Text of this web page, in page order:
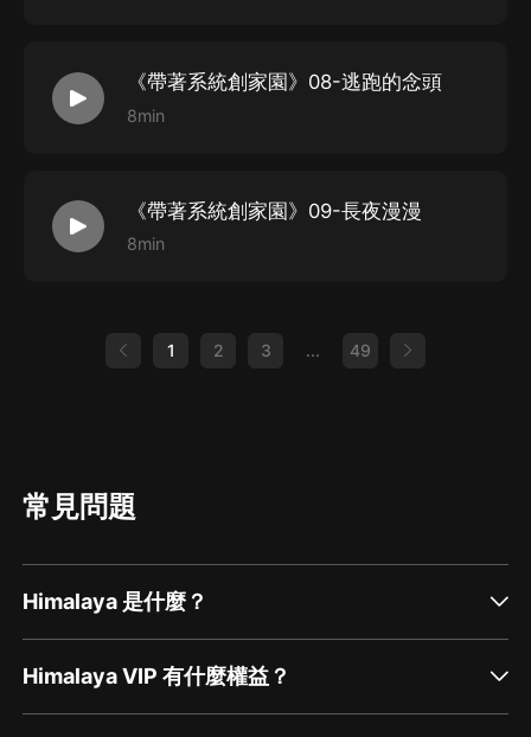
《帶著系統創家園》08-逃跑的念頭
8min
《帶著系統創家園》09-長夜漫漫
8min
1 2 3 ... 49
常見問題
Himalaya 是什麼？
Himalaya VIP 有什麼權益？